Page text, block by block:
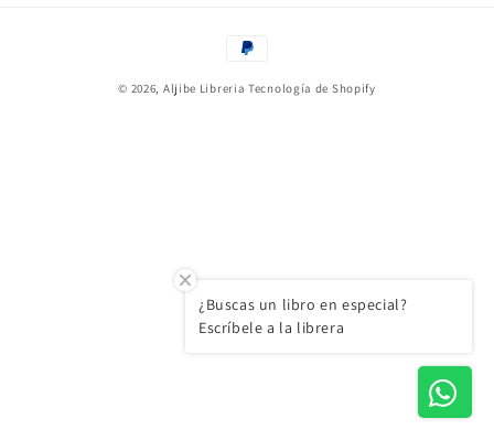
Formas
pago
© 2026, Aljibe Libreria Tecnología de Shopify
¿Buscas un libro en especial?
Escríbele a la librera